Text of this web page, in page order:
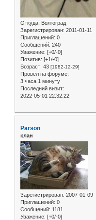
Откуда: Волгоград
Зарегистрирован: 2011-01-11
Приглашений: 0
Сообщений: 240
Уважение: [+0/-0]
Позитив: [+1/-0]
Возраст: 43 [1982-12-29]
Провел на форуме:
3 часа 1 минуту
Последний визит:
2022-05-01 22:32:22
Parson
клан
Зарегистрирован: 2007-01-09
Приглашений: 0
Сообщений: 1181
Уважение: [+0/-0]